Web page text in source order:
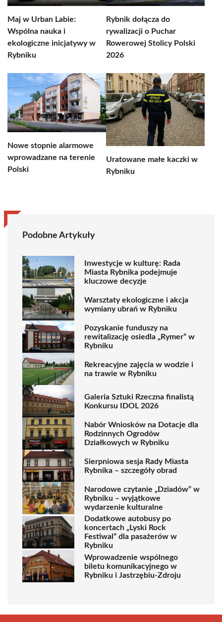
Maj w Urban Labie:
Wspólna nauka i
ekologiczne inicjatywy w
Rybniku
Rybnik dołącza do
rywalizacji o Puchar
Rowerowej Stolicy Polski
2026
Nowe stopnie alarmowe
wprowadzane na terenie
Polski
Uratowane małe kaczki w
Rybniku
Podobne Artykuły
Inwestycje w kulturę: Rada
Miasta Rybnika podejmuje
kluczowe decyzje
Warsztaty ekologiczne i akcja
wymiany ubrań w Rybniku
Pozyskanie funduszy na
rewitalizację osiedla „Rymer” w
Rybniku
Rekreacyjne zajęcia w wodzie i
na trawie w Rybniku
Galeria Sztuki Rzeczna finalistą
Konkursu IDOL 2026
Nabór Wniosków na Dotacje dla
Rodzinnych Ogrodów
Działkowych w Rybniku
Sierpniowa sesja Rady Miasta
Rybnika – szczegóły obrad
Narodowe czytanie „Dziadów” w
Rybniku – wyjątkowe
wydarzenie kulturalne
Dodatkowe autobusy po
koncertach „Lyski Rock
Festiwal” dla pasażerów w
Rybniku
Wprowadzenie wspólnego
biletu komunikacyjnego w
Rybniku i Jastrzębiu-Zdroju